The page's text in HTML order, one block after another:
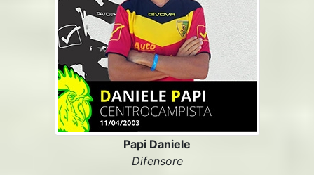
Papi Daniele
Difensore